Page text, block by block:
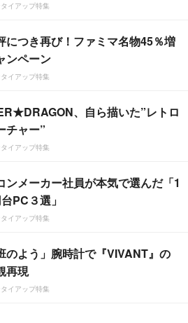
イアップ特集
につき再び！ファミマ名物45％増
ンペーン
イアップ特集
、自ら描いた”レトロ
チャー”
イアップ特集
ンメーカー社員が本気で選んだ「1
PC３選」
イアップ特集
のよう」腕時計で『VIVANT』の
再現
イアップ特集